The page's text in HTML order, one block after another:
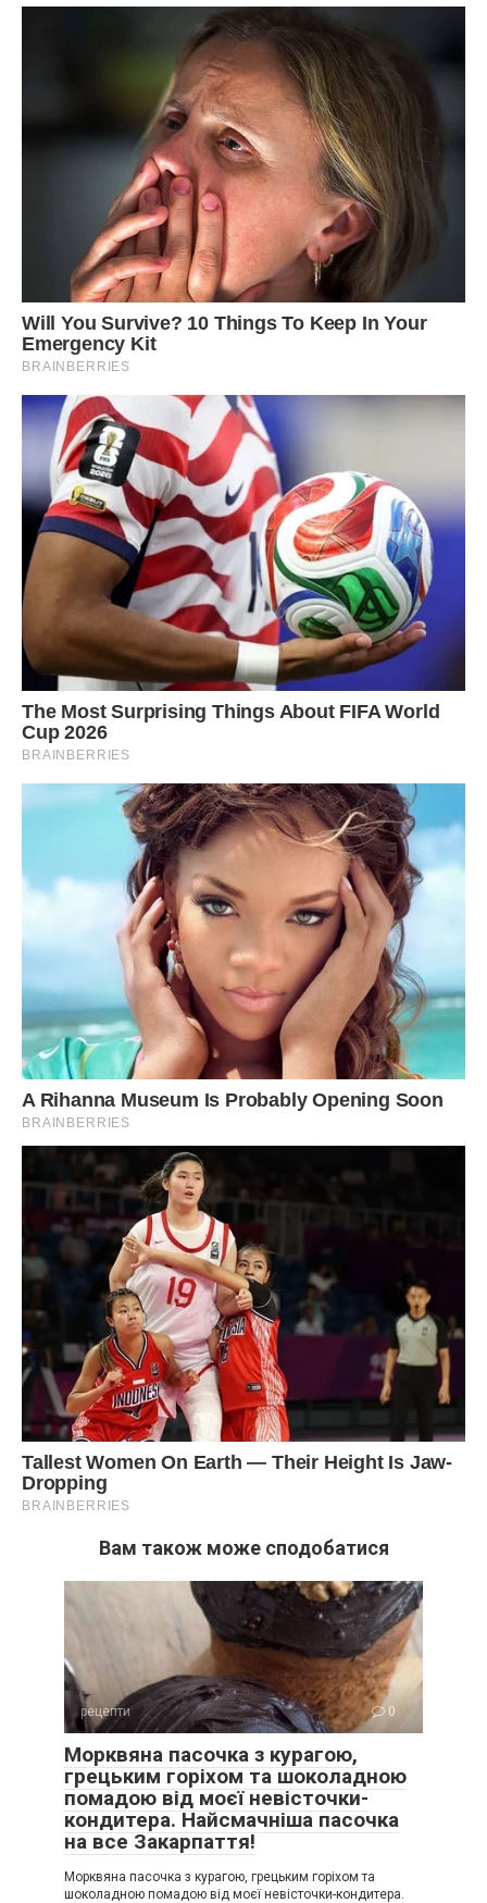
Вам також може сподобатися
рецепти 0
Морквяна пасочка з курагою,
грецьким горіхом та шоколадною
помадою від моєї невісточки-
кондитера. Найсмачніша пасочка
на все Закарпаття!
Морквяна пасочка з курагою, грецьким горіхом та
шоколадною помадою від моєї невісточки-кондитера.